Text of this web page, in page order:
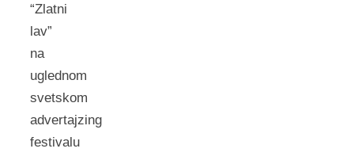
“Zlatni
lav”
na
uglednom
svetskom
advertajzing
festivalu